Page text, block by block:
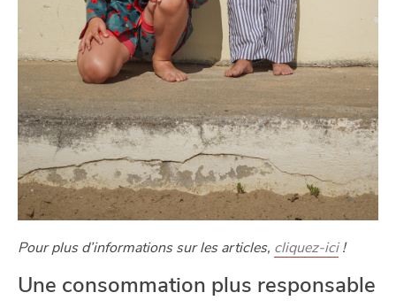
Pour plus d’informations sur les articles, cliquez-ici!
Une consommation plus responsable